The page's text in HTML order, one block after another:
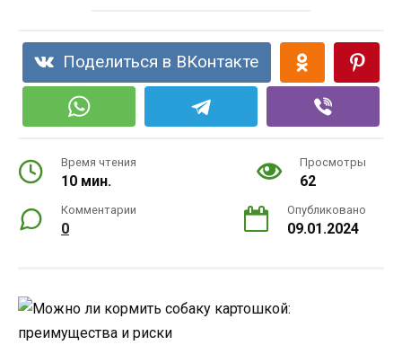
Поделиться в ВКонтакте
Время чтения
10 мин.
Просмотры
62
Комментарии
0
Опубликовано
09.01.2024